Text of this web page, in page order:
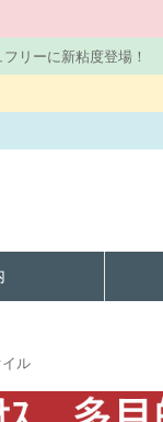
リーに新粘度登場！
ル